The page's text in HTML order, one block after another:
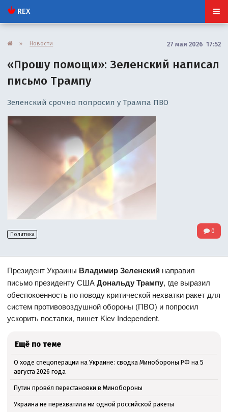
REX
» Новости 27 мая 2026 17:52
«Прошу помощи»: Зеленский написал
письмо Трампу
Зеленский срочно попросил у Трампа ПВО
Политика 0
Президент Украины Владимир Зеленский направил
письмо президенту СШАДональду Трампу, где выразил
обеспокоенность по поводу критической нехватки ракет для
систем противовоздушной обороны (ПВО) и попросил
ускорить поставки, пишет Kiev Independent.
Ещё по теме
О ходе спецоперации на Украине: сводка Минобороны РФ на 5
августа 2026 года
Путин провёл перестановки в Минобороны
Украина не перехватила ни одной российской ракеты